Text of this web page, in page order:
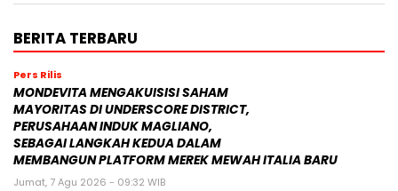
BERITA TERBARU
Pers Rilis
MONDEVITA MENGAKUISISI SAHAM
MAYORITAS DI UNDERSCORE DISTRICT,
PERUSAHAAN INDUK MAGLIANO,
SEBAGAI LANGKAH KEDUA DALAM
MEMBANGUN PLATFORM MEREK MEWAH ITALIA BARU
Jumat, 7 Agu 2026 - 09:32 WIB